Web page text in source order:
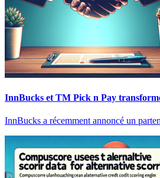
InnBucks et TM Pick n Pay
InnBucks a récemment annoncé un